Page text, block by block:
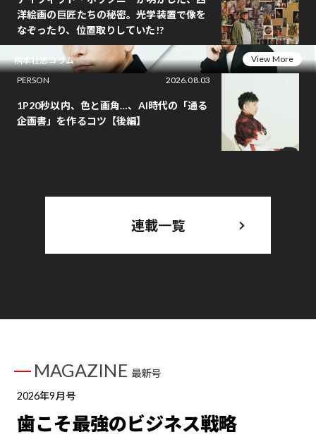
洋絵画の巨匠たちの秘密。光学装置で像を
なぞったり、位置取りしていた!?
桝本壮志コラム
View More
PERSON
2026.08.03
1P20秒以内、色と画角…、AI時代の「通る
企画書」を作るコツ【後編】
連載一覧
MAGAZINE 最新号
2026年9月号
歯こそ最強のビジネス戦略